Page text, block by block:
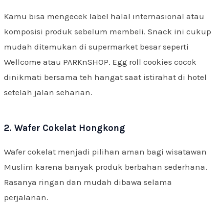
Kamu bisa mengecek label halal internasional atau
komposisi produk sebelum membeli. Snack ini cukup
mudah ditemukan di supermarket besar seperti
Wellcome atau PARKnSHOP. Egg roll cookies cocok
dinikmati bersama teh hangat saat istirahat di hotel
setelah jalan seharian.
2. Wafer Cokelat Hongkong
Wafer cokelat menjadi pilihan aman bagi wisatawan
Muslim karena banyak produk berbahan sederhana.
Rasanya ringan dan mudah dibawa selama
perjalanan.